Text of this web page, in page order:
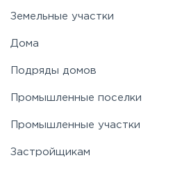
Носовихинское
Рогачёвское
Земельные участки
Дома
Подряды домов
Промышленные поселки
Промышленные участки
Застройщикам